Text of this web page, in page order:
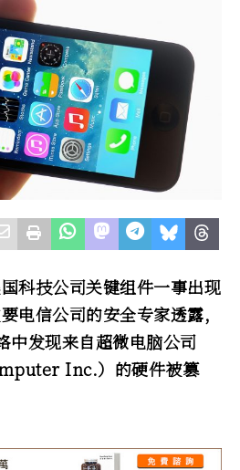
科技公司关键组件一事出现
电信公司的安全专家透露，
中发现来自超微电脑公司
Inc.）的硬件被篡